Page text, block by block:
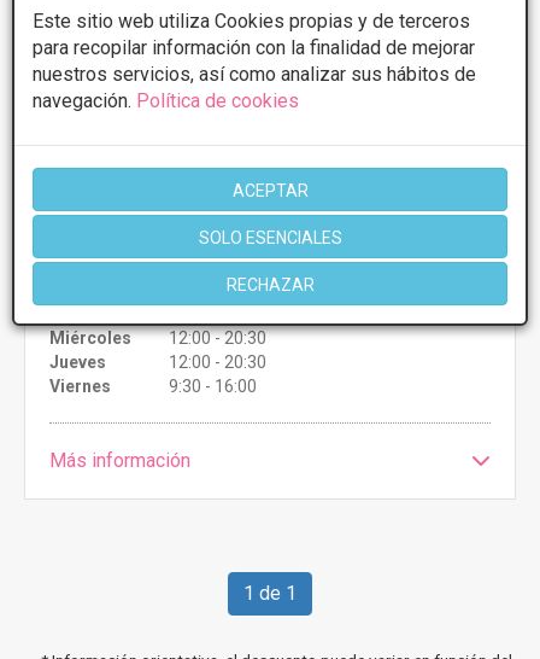
Este sitio web utiliza Cookies propias y de terceros
para recopilar información con la finalidad de mejorar
nuestros servicios, así como analizar sus hábitos de
navegación. Política de cookies
ACEPTAR
SOLO ESENCIALES
RECHAZAR
PRIMERA CONSULTA GRATUITA & FINANCIACIÓN A
MEDIDA
Presupuestos con5% de descuento *
CONSULTAR/CITA/PRESUPUESTO
9:30 - 18:00
Miércoles
12:00 - 20:30
Jueves
12:00 - 20:30
Viernes
9:30 - 16:00
Más información
1 de 1